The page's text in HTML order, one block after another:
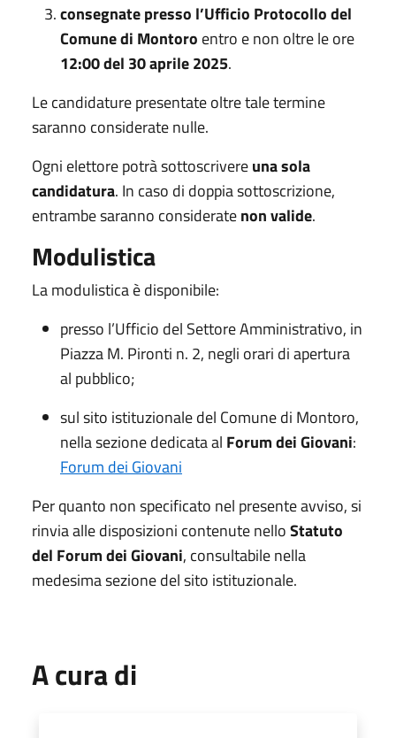
consegnate presso l’Ufficio Protocollo del
Comune di Montoro entro e non oltre le ore
12:00 del 30 aprile 2025.
Le candidature presentate oltre tale termine
saranno considerate nulle.
Ogni elettore potrà sottoscrivereuna sola
candidatura. In caso di doppia sottoscrizione,
entrambe saranno consideratenon valide.
Modulistica
La modulistica è disponibile:
presso l’Ufficio del Settore Amministrativo, in
Piazza M. Pironti n. 2, negli orari di apertura
al pubblico;
sul sito istituzionale del Comune di Montoro,
nella sezione dedicata al Forum dei Giovani:
Forum dei Giovani
Per quanto non specificato nel presente avviso, si
rinvia alle disposizioni contenute nelloStatuto
del Forum dei Giovani, consultabile nella
medesima sezione del sito istituzionale.
A cura di